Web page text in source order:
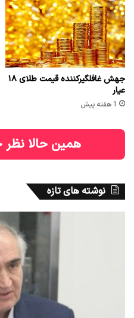
جهش غافلگیرکننده قیمت طلای ۱۸
عیار
1 هفته پیش
همین حالا نظر
نوشته های تازه